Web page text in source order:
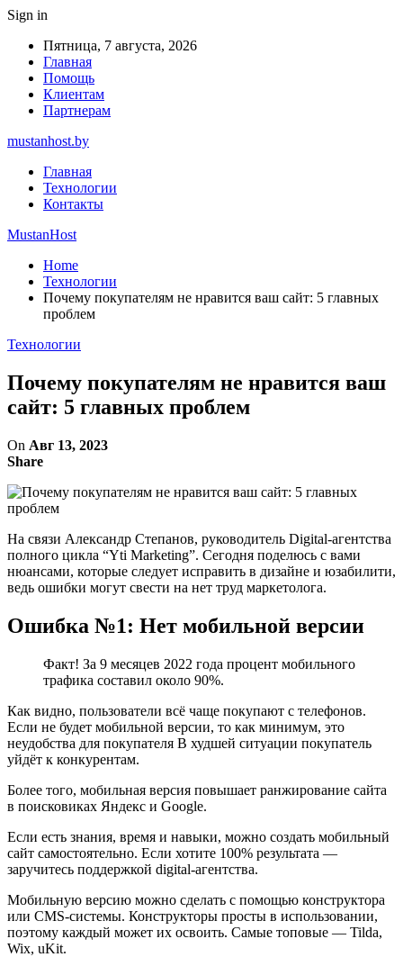
Sign in
Пятница, 7 августа, 2026
Главная
Помощь
Клиентам
Партнерам
mustanhost.by
Главная
Технологии
Контакты
MustanHost
Home
Технологии
Почему покупателям не нравится ваш сайт: 5 главных
проблем
Технологии
Почему покупателям не нравится ваш
сайт: 5 главных проблем
On Авг 13, 2023
Share
На связи Александр Степанов, руководитель Digital-агентства
полного цикла “Yti Marketing”. Сегодня поделюсь с вами
нюансами, которые следует исправить в дизайне и юзабилити,
ведь ошибки могут свести на нет труд маркетолога.
Ошибка №1: Нет мобильной версии
Факт! За 9 месяцев 2022 года процент мобильного
трафика составил около 90%.
Как видно, пользователи всё чаще покупают с телефонов.
Если не будет мобильной версии, то как минимум, это
неудобства для покупателя В худшей ситуации покупатель
уйдёт к конкурентам.
Более того, мобильная версия повышает ранжирование сайта
в поисковиках Яндекс и Google.
Если есть знания, время и навыки, можно создать мобильный
сайт самостоятельно. Если хотите 100% результата —
заручитесь поддержкой digital-агентства.
Мобильную версию можно сделать с помощью конструктора
или CMS-системы. Конструкторы просты в использовании,
поэтому каждый может их освоить. Самые топовые — Tilda,
Wix, uKit.